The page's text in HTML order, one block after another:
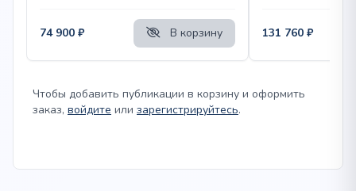
74 900 ₽ В корзину 131 760 ₽
Чтобы добавить публикации в корзину и оформить
заказ, войдите или зарегистрируйтесь.